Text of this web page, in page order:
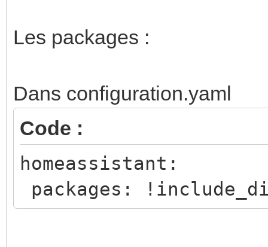
Les packages :
Dans configuration.yaml
Code :
homeassistant:
packages: